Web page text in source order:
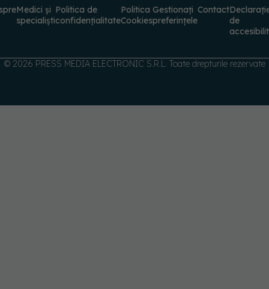
specialiști confidențialitate Cookies preferințele
de